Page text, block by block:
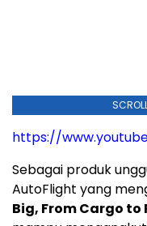
https://
Sebagai produk
AutoFlight yang
Big, From Cargo to